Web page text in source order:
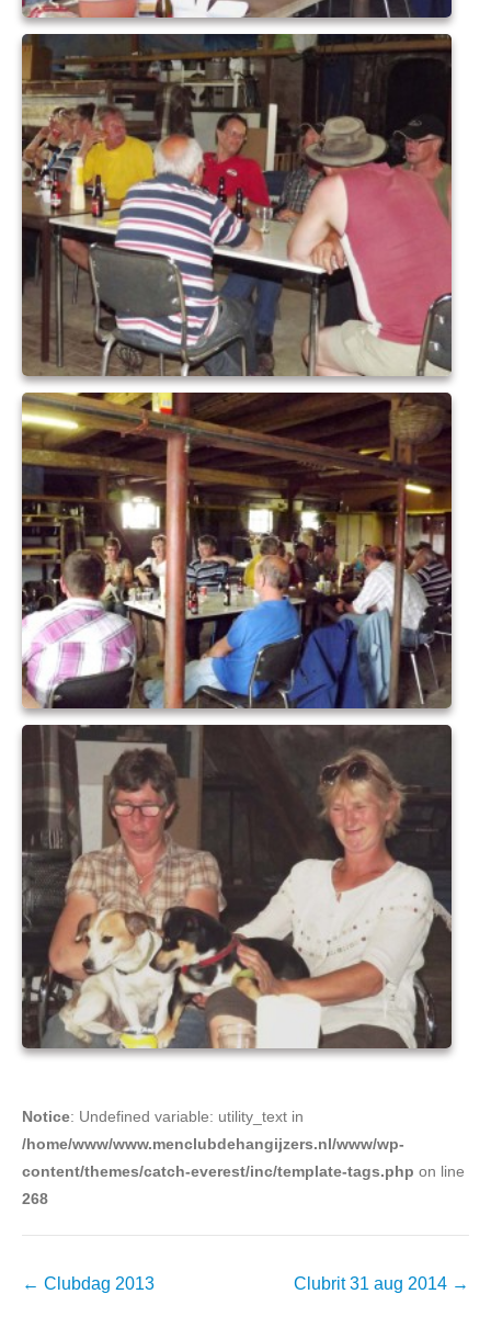
Notice: Undefined variable: utility_text in
/home/www/www.menclubdehangijzers.nl/www/wp-
content/themes/catch-everest/inc/template-tags.php on line
268
Berichtennavigatie
← Clubdag 2013 Clubrit 31 aug 2014 →